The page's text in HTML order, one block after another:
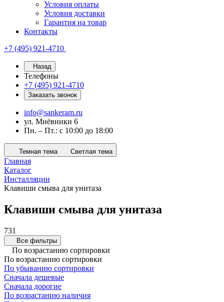
Условия оплаты
Условия доставки
Гарантия на товар
Контакты
+7 (495) 921-4710
Назад
Телефоны
+7 (495) 921-4710
Заказать звонок
info@sankeram.ru
ул. Мнёвники 6
Пн. – Пт.: с 10:00 до 18:00
Темная тема Светлая тема
Главная
Каталог
Инсталляции
Клавиши смыва для унитаза
Клавиши смыва для унитаза
731
Все фильтры
По возрастанию сортировки
По возрастанию сортировки
По убыванию сортировки
Сначала дешевые
Сначала дорогие
По возрастанию наличия